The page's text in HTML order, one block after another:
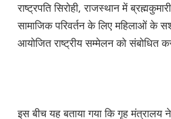
राष्ट्रपति सिरोही, राजस्थान में
सामाजिक परिवर्तन के लिए महिलाओं के
आयोजित राष्ट्रीय सम्मेलन को संबोधित
इस बीच यह बताया गया कि गृह मंत्रालय